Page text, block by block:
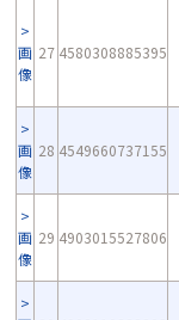
画
像
27 4580308885395
画
像
28 4549660737155
画
像
29 4903015527806